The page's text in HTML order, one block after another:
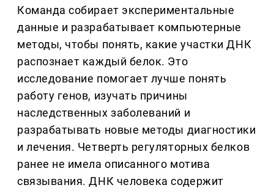
Команда собирает экспериментальные
данные и разрабатывает компьютерные
методы, чтобы понять, какие участки ДНК
распознает каждый белок. Это
исследование помогает лучше понять
работу генов, изучать причины
наследственных заболеваний и
разрабатывать новые методы диагностики
и лечения. Четверть регуляторных белков
ранее не имела описанного мотива
связывания. ДНК человека содержит